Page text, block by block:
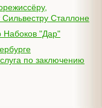
Сталлоне
Набоков "Дар"
по заключению